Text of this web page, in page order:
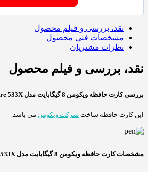
نقد، بررسی و فیلم محصول
مشخصات فنی محصول
نظرات مشتریان
نقد، بررسی و فیلم محصول
بررسی کارت حافظه ویکومن 8 گیگابایت مدل Extre 533X
این کارت حافظه ساخت شرکت ویکومن می باشد.
مشخصات کارت حافظه ویکومن 8 گیگابایت مدل Extre 533X